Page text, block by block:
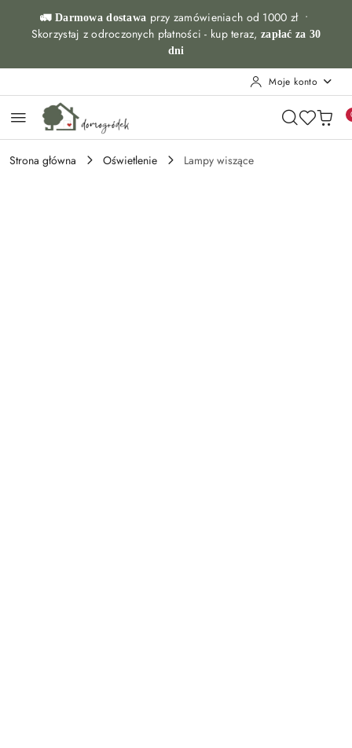
Przejdź do treści głównej
Przejdź do wyszukiwarki
Przejdź do moje konto
Przejdź do menu głównego
Przejdź do opisu produktu
Przejdź do stopki
🚛 Darmowa dostawa przy zamówieniach od 1000 zł •
Skorzystaj z odroczonych płatności - kup teraz, zapłać za 30
dni
Moje konto
Strona główna Oświetlenie Lampy wiszące